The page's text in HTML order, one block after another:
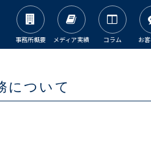
事務所概要 メディア実績 コラム お
について